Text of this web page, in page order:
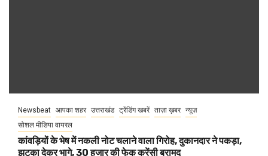
Newsbeat आपका शहर उत्तराखंड ट्रेंडिंग खबरें ताज़ा ख़बर न्यूज़
सोशल मीडिया वायरल
कांवड़ियों के भेष में नकली नोट चलाने वाला गिरोह, दुकानदार ने पकड़ा,
झटका देकर भागे, 30 हजार की फेक करेंसी बरामद